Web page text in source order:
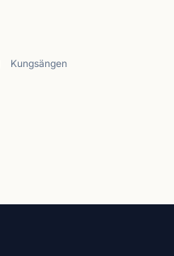
Kungsängen